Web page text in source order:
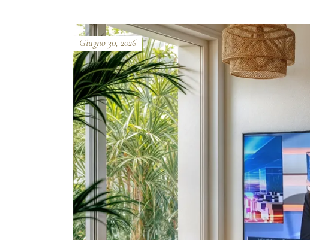
Giugno 30, 2026